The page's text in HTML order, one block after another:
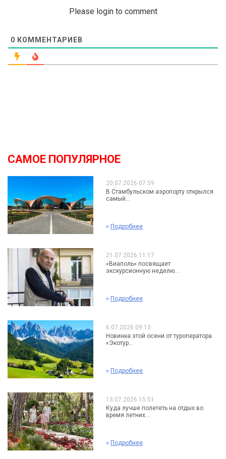
Please login to comment
0 КОММЕНТАРИЕВ
САМОЕ ПОПУЛЯРНОЕ
20.07.2026 07:59
В Стамбульском аэропорту открылся
самый...
» Подробнее
21.07.2026 11:17
«Виаполь» посвящает
экскурсионную неделю...
» Подробнее
6.07.2026 09:13
Новинка этой осени от туроператора
«Экотур...
» Подробнее
13.07.2026 15:51
Куда лучше полететь на отдых во
время летних...
» Подробнее